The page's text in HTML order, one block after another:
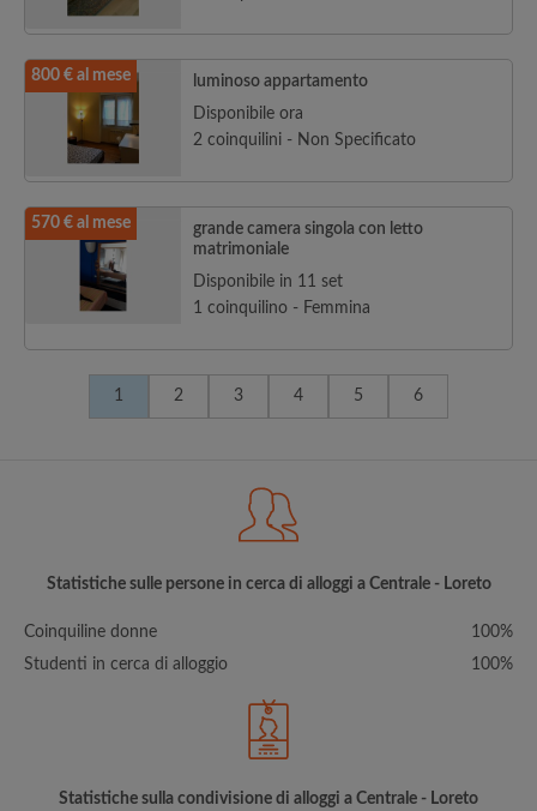
800 € al mese
luminoso appartamento
Disponibile ora
2 coinquilini - Non Specificato
570 € al mese
grande camera singola con letto
matrimoniale
Disponibile in 11 set
1 coinquilino - Femmina
1 2 3 4 5 6
Statistiche sulle persone in cerca di alloggi a Centrale - Loreto
Coinquiline donne
100%
Studenti in cerca di alloggio
100%
Statistiche sulla condivisione di alloggi a Centrale - Loreto